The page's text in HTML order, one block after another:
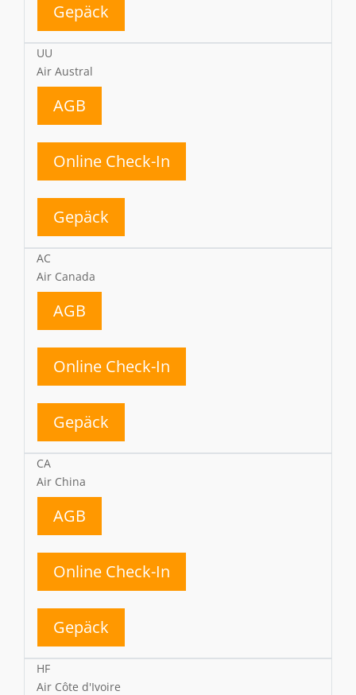
Gepäck
UU
Air Austral
AGB
Online Check-In
Gepäck
AC
Air Canada
AGB
Online Check-In
Gepäck
CA
Air China
AGB
Online Check-In
Gepäck
HF
Air Côte d'Ivoire